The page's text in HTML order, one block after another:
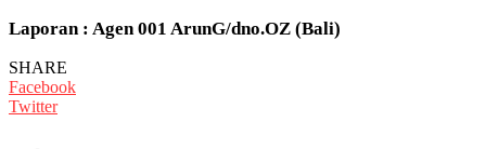
Laporan : Agen 001 ArunG/dno.OZ (Bali)
SHARE
Facebook
Twitter